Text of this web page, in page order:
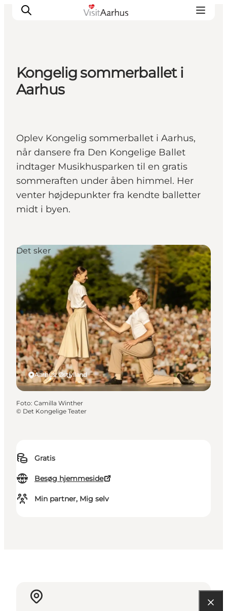
Oplevelser
Transport
Kongelig sommerballet i
Aarhus
Oplev Kongelig sommerballet i Aarhus,
når dansere fra Den Kongelige Ballet
indtager Musikhusparken til en gratis
sommeraften under åben himmel. Her
venter højdepunkter fra kendte balletter
midt i byen.
Gratis
Besøg hjemmeside
Min partner, Mig selv
Aarhus, Østjylland
Det sker
Foto: Camilla Winther
© Det Kongelige Teater